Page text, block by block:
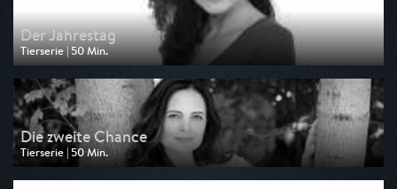
Der Jahrestag
Tierserie | 50 Min.
Ausgestrahlt von MDR
am 01.08.2026, 10:20
Die zweite Chance
Tierserie | 50 Min.
Ausgestrahlt von One
am 01.08.2026, 06:35